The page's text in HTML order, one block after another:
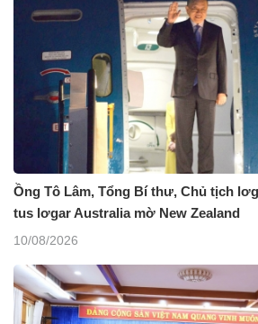
Ồng Tô Lâm, Tổng Bí thư, Chủ tịch
tus lơgar Australia mờ New Zealand
10/08/2026